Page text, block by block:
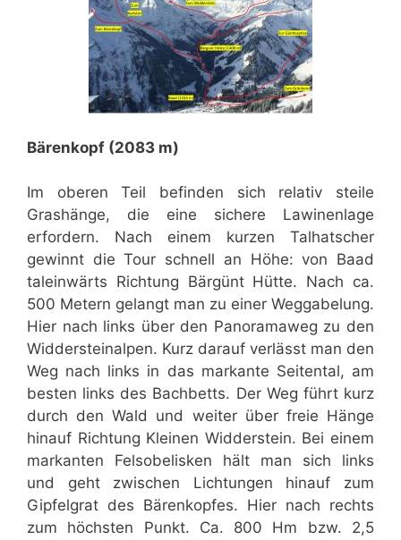
Bärenkopf (2083 m)
Im oberen Teil befinden sich relativ steile
Grashänge, die eine sichere Lawinenlage
erfordern. Nach einem kurzen Talhatscher
gewinnt die Tour schnell an Höhe: von Baad
taleinwärts Richtung Bärgünt Hütte. Nach ca.
500 Metern gelangt man zu einer Weggabelung.
Hier nach links über den Panoramaweg zu den
Widdersteinalpen. Kurz darauf verlässt man den
Weg nach links in das markante Seitental, am
besten links des Bachbetts. Der Weg führt kurz
durch den Wald und weiter über freie Hänge
hinauf Richtung Kleinen Widderstein. Bei einem
markanten Felsobelisken hält man sich links
und geht zwischen Lichtungen hinauf zum
Gipfelgrat des Bärenkopfes. Hier nach rechts
zum höchsten Punkt. Ca. 800 Hm bzw. 2,5